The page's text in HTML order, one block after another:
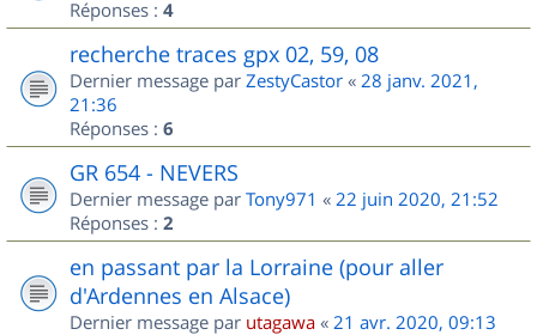
Réponses : 4
recherche traces gpx 02, 59, 08
Dernier message par ZestyCastor « 28 janv. 2021,
21:36
Réponses : 6
GR 654 - NEVERS
Dernier message par Tony971 « 22 juin 2020, 21:52
Réponses : 2
en passant par la Lorraine (pour aller
d'Ardennes en Alsace)
Dernier message par utagawa « 21 avr. 2020, 09:13